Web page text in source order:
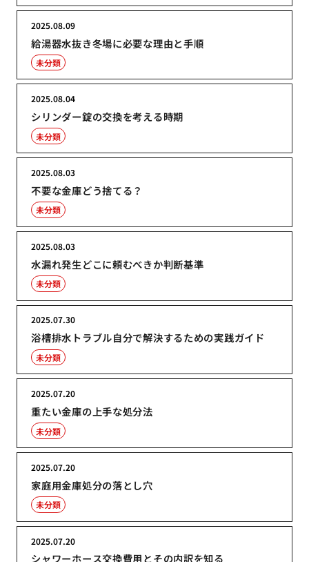
給湯器水抜き冬場に必要な理由と手順
2025.08.09
未分類
シリンダー錠の交換を考える時期
2025.08.04
未分類
不要な金庫どう捨てる？
2025.08.03
未分類
水漏れ発生どこに頼むべきか判断基準
2025.08.03
未分類
浴槽排水トラブル自分で解決するための実践ガイド
2025.07.30
未分類
重たい金庫の上手な処分法
2025.07.20
未分類
家庭用金庫処分の落とし穴
2025.07.20
未分類
シャワーホース交換費用とその内訳を知る
2025.07.20